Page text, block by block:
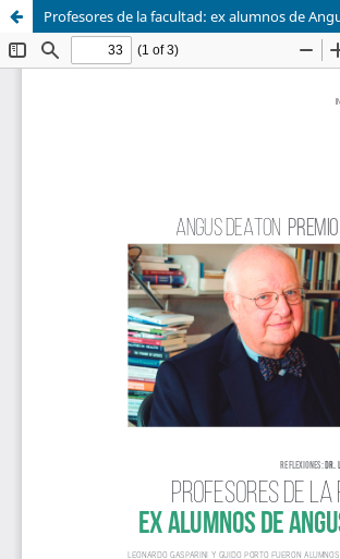
Profesores de la facultad: ex alumnos de